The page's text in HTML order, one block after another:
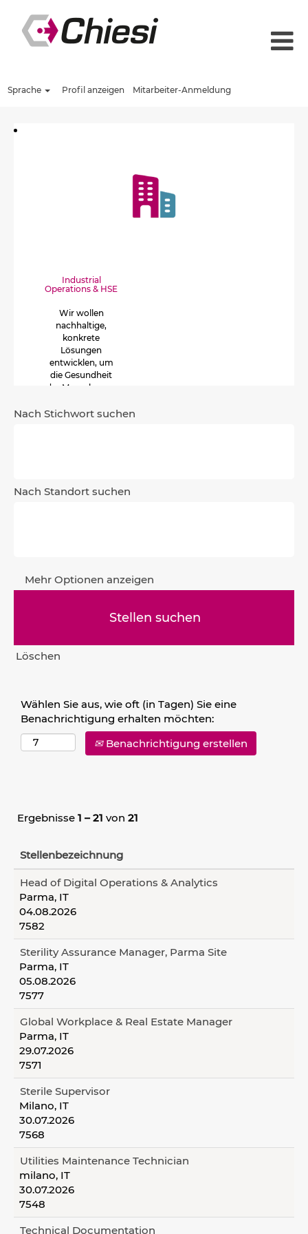
Sprache Profil anzeigen Mitarbeiter-Anmeldung
Industrial
Operations & HSE
Wir wollen
nachhaltige,
konkrete
Lösungen
entwicklen, um
die Gesundheit
der Menschen zu
Nach Stichwort suchen
Nach Standort suchen
Mehr Optionen anzeigen
Löschen
Wählen Sie aus, wie oft (in Tagen) Sie eine
Benachrichtigung erhalten möchten:
Benachrichtigung erstellen
Ergebnisse 1 – 21 von 21
Stellenbezeichnung
Head of Digital Operations & Analytics
Parma, IT
04.08.2026
7582
Sterility Assurance Manager, Parma Site
Parma, IT
05.08.2026
7577
Global Workplace & Real Estate Manager
Parma, IT
29.07.2026
7571
Sterile Supervisor
Milano, IT
30.07.2026
7568
Utilities Maintenance Technician
milano, IT
30.07.2026
7548
Technical Documentation